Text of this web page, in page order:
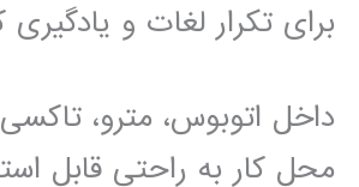
برای تکرار لغات و یادگیری
داخل اتوبوس، مترو،
محل کار به راحتی قابل